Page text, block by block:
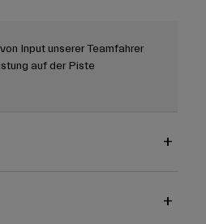
Input unserer Teamfahrer
auf der Piste